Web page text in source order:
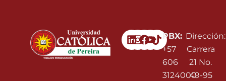
Linkedin
Instagram
Facebook
Youtube
PBX:
+57
606
3124000
Dirección:
Carrera
21 No.
49-95